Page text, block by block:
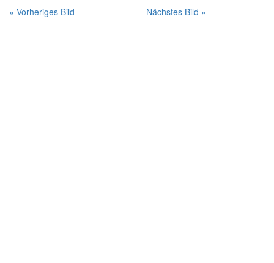
« Vorheriges Bild Nächstes Bild »